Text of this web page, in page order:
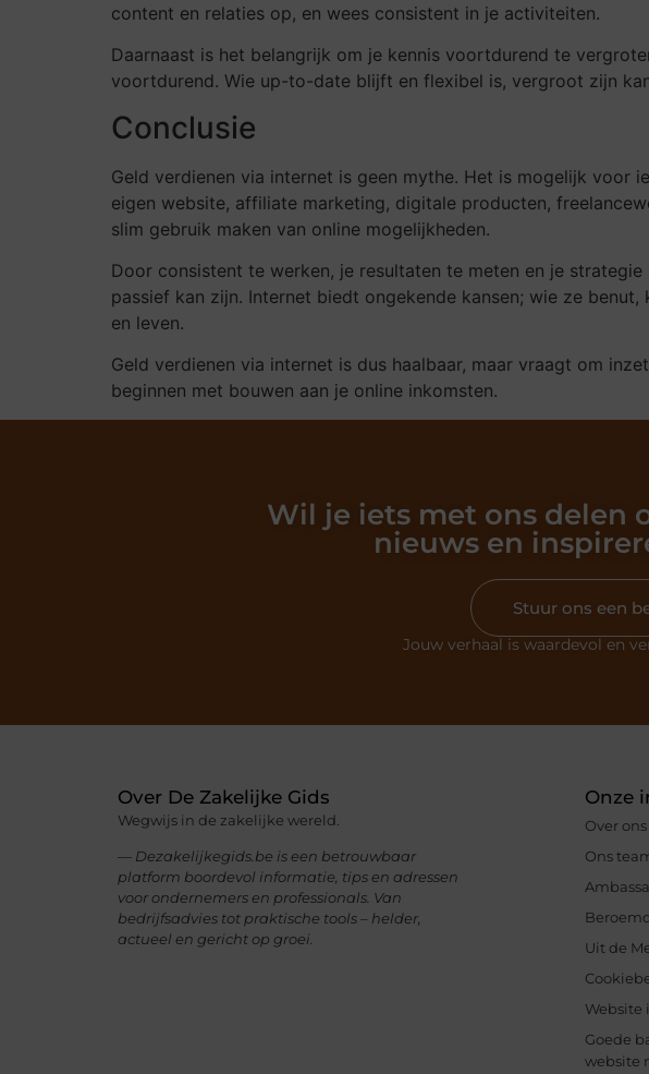
content en relaties op, en wees consistent in je activiteiten.
Daarnaast is het belangrijk om je kennis voortdurend te
voortdurend. Wie up-to-date blijft en flexibel is, vergroot zijn
Conclusie
Geld verdienen via internet is geen mythe. Het is mogelijk voor
eigen website, affiliate marketing, digitale producten,
slim gebruik maken van online mogelijkheden.
Door consistent te werken, je resultaten te meten en je
passief kan zijn. Internet biedt ongekende kansen; wie ze
en leven.
Geld verdienen via internet is dus haalbaar, maar vraagt om
beginnen met bouwen aan je online inkomsten.
Wil je iets met ons delen
nieuws en
Stuur ons een
Jouw verhaal is waardevol en
Over De Zakelijke Gids
Wegwijs in de zakelijke wereld.
— Dezakelijkegids.be is een betrouwbaar
platform boordevol informatie, tips en adressen
voor ondernemers en professionals. Van
bedrijfsadvies tot praktische tools – helder,
actueel en gericht op groei.
Onze
Over ons
Ons
Uit de
Website
Goede
website